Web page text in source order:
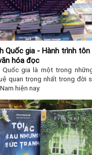
Quốc gia - Hành trình tôn
hóa đọc
Quốc gia là một trong
quan trọng nhất trong đời
hiện nay.